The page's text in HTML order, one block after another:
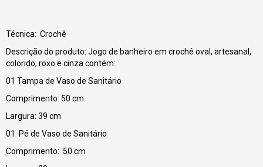
Técnica: Crochê
Descrição do produto: Jogo de banheiro em crochê oval, artesanal,
colorido, roxo e cinza contém:
01 Tampa de Vaso de Sanitário
Comprimento: 50 cm
Largura: 39 cm
01 Pé de Vaso de Sanitário
Comprimento: 50 cm